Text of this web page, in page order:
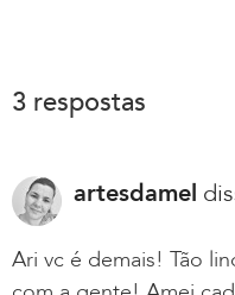
3 respostas
artesdamel
Ari vc é demais! Tão